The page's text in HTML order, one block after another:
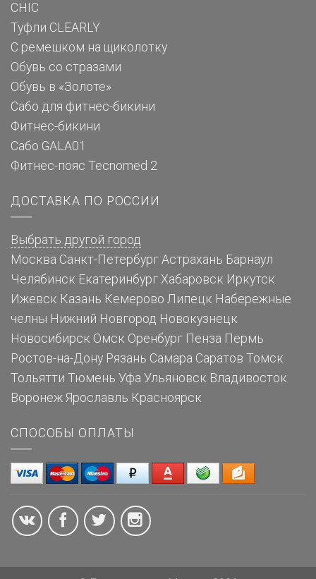
CHIC
Туфли CLEARLY
С ремешком на щиколотку
Обувь со стразами
Обувь в «Золоте»
Сабо для фитнес-бикини
Фитнес-бикини
Сабо GALA01
Фитнес-пояс Tecnomed 2
ДОСТАВКА ПО РОССИИ
Выбрать другой город
Москва Санкт-Петербург Астрахань Барнаул
Челябинск Екатеринбург Хабаровск Иркутск
Ижевск Казань Кемерово Липецк Набережные
челны Нижний Новгород Новокузнецк
Новосибирск Омск Оренбург Пенза Пермь
Ростов-на-Дону Рязань Самара Саратов Томск
Тольятти Тюмень Уфа Ульяновск Владивосток
Воронеж Ярославль Красноярск
СПОСОБЫ ОПЛАТЫ